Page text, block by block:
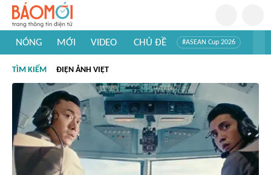
NÓNG MỚI VIDEO CHỦ ĐỀ #ASEAN Cup 2026
#Khám phá thế giới
TÌM KIẾM ĐIỆN ẢNH VIỆT